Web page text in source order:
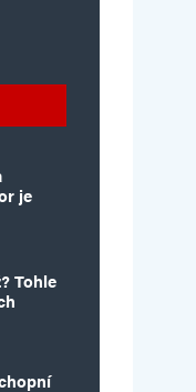
je
Tohle